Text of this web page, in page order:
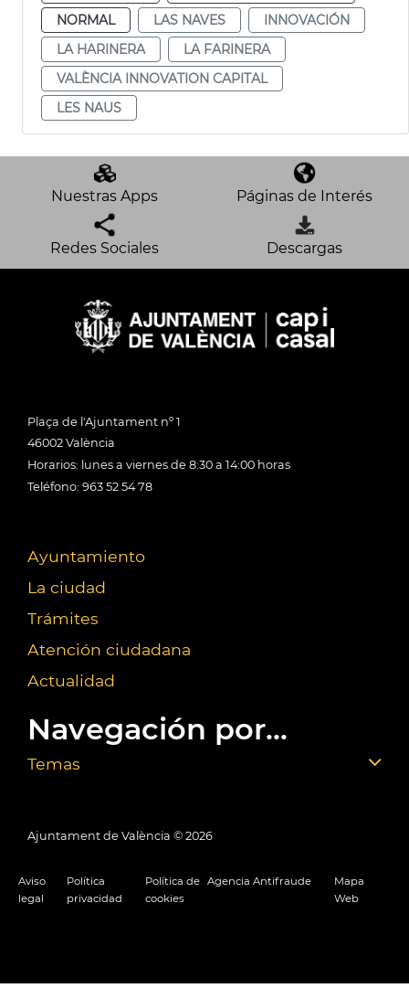
NORMAL
LAS NAVES
INNOVACIÓN
LA HARINERA
LA FARINERA
VALÈNCIA INNOVATION CAPITAL
LES NAUS
Nuestras Apps Páginas de Interés
Redes Sociales Descargas
Plaça de l'Ajuntament nº 1
46002 València
Horarios: lunes a viernes de 8:30 a 14:00 horas
Teléfono: 963 52 54 78
Ayuntamiento
La ciudad
Trámites
Atención ciudadana
Actualidad
Navegación por...
Temas
Ajuntament de València © 2026
Aviso
legal
Política
privacidad
Política de
cookies
Agencia Antifraude
Mapa
Web